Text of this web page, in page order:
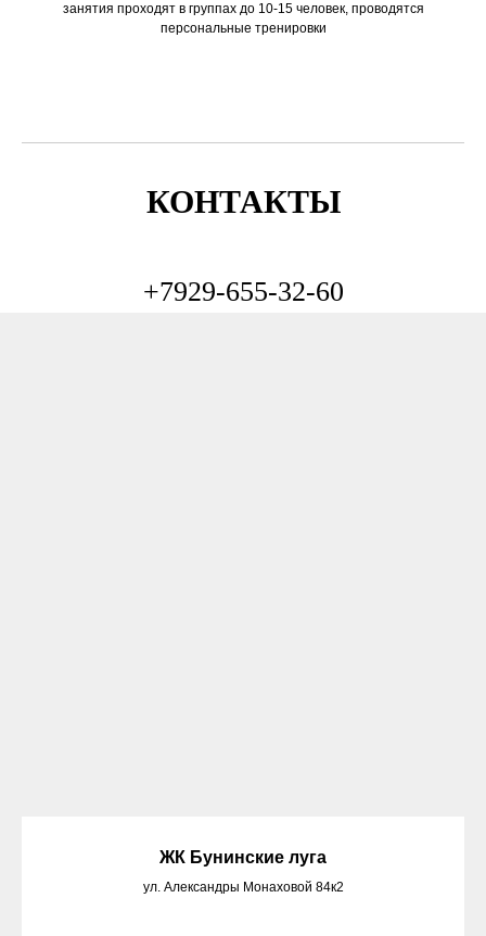
занятия проходят в группах до 10-15 человек, проводятся
персональные тренировки
КОНТАКТЫ
+7929-655-32-60
ЖК Бунинские луга
ул. Александры Монаховой 84к2